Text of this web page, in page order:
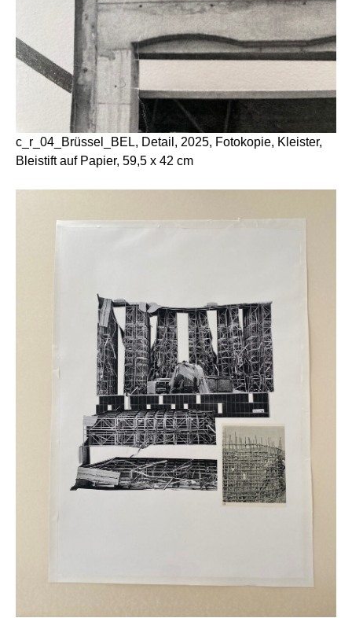
c_r_04_Brüssel_BEL, Detail, 2025, Fotokopie, Kleister,
Bleistift auf Papier, 59,5 x 42 cm